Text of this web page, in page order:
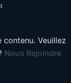
Veuillez
Nous Rejoindre